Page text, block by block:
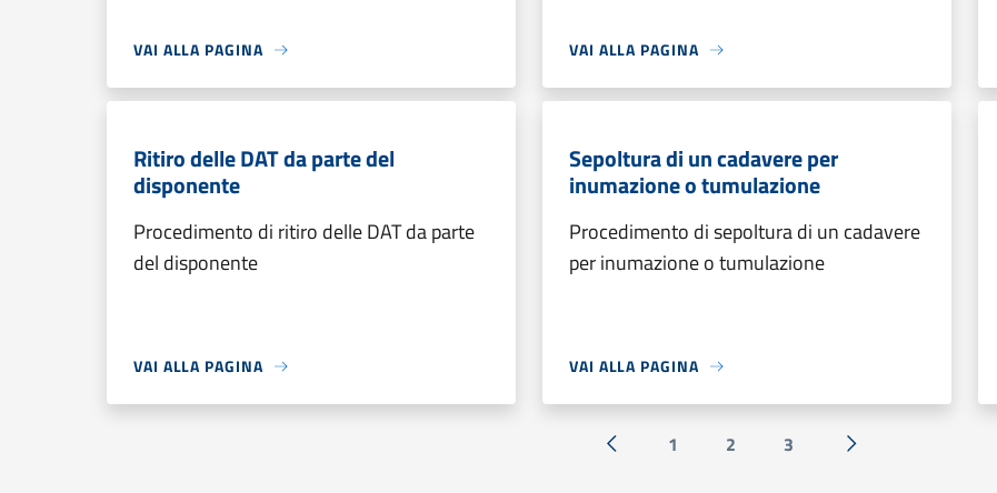
VAI ALLA PAGINA VAI ALLA PAGINA
Ritiro delle DAT da parte del
disponente
Procedimento di ritiro delle DAT da parte
del disponente
VAI ALLA PAGINA
Sepoltura di un cadavere per
inumazione o tumulazione
Procedimento di sepoltura di un cadavere
per inumazione o tumulazione
VAI ALLA PAGINA
« Precedente
1 2 3
Successiva »